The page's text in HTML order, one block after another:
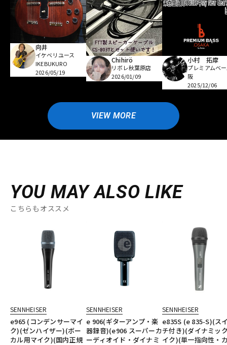
向井
イケベリユース
IKEBUKURO
2026/05/19
Chihirö
リボレ秋葉原店
2026/01/09
小村 拓摩
プレミアムベ
阪
2025/12/06
VIEW MORE
YOU MAY ALSO LIKE
こちらもオススメ
SENNHEISER
e965 (コンデンサーマイ
ク)(ゼンハイザー)(ボー
カル用マイク)(国内正規
SENNHEISER
e 906(ギターアンプ・楽
器録音)(e906 スーパーカ
ーディオイド・ダイナミ
SENNHEISER
e835S (e 835-S)(ス
チ付き)(ダイナミッ
イク)(単一指向性・